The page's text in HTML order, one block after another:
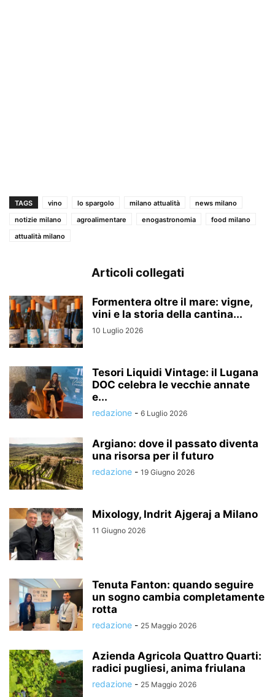
TAGS vino lo spargolo milano attualità
news milano
notizie milano
agroalimentare enogastronomia
food milano
attualità milano
Articoli collegati
Formentera oltre il mare: vigne,
vini e la storia della cantina...
10 Luglio 2026
Tesori Liquidi Vintage: il Lugana
DOC celebra le vecchie annate
e...
redazione - 6 Luglio 2026
Argiano: dove il passato diventa
una risorsa per il futuro
redazione - 19 Giugno 2026
Mixology, Indrit Ajgeraj a Milano
11 Giugno 2026
Tenuta Fanton: quando seguire
un sogno cambia completamente
rotta
redazione - 25 Maggio 2026
Azienda Agricola Quattro Quarti:
radici pugliesi, anima friulana
redazione - 25 Maggio 2026